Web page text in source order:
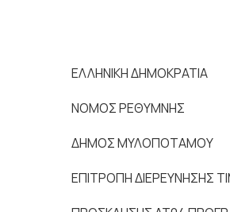
ΕΛΛΗΝΙΚΗ
ΝΟΜΟΣ ΡΕΘΥΜΝΗΣ
ΔΗΜΟΣ
ΕΠΙΤΡΟΠΗ